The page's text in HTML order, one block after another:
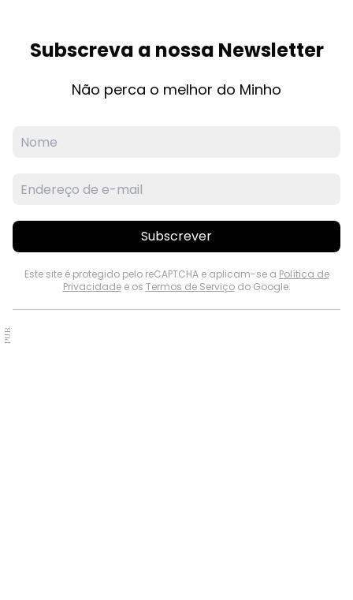
Subscreva a nossa Newsletter
Não perca o melhor do Minho
Subscrever
Este site é protegido pelo reCAPTCHA e aplicam-se a Política de
Privacidadee os Termos de Serviçodo Google.
PUB.